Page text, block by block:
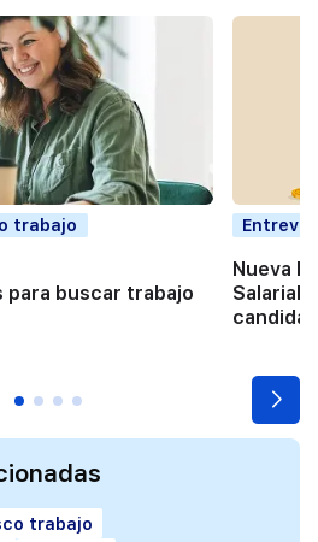
trabajo
para buscar trabajo
Nueva
Salarial:
trabajo